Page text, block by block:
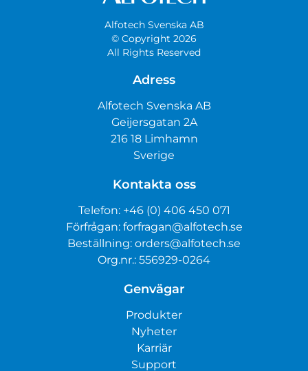
Alfotech Svenska AB
© Copyright 2026
All Rights Reserved
Adress
Alfotech Svenska AB
Geijersgatan 2A
216 18 Limhamn
Sverige
Kontakta oss
Telefon: +46 (0) 406 450 071
Förfrågan: forfragan@alfotech.se
Beställning: orders@alfotech.se
Org.nr.: 556929-0264
Genvägar
Produkter
Nyheter
Karriär
Support